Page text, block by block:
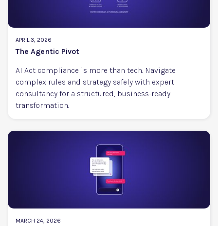
APRIL 3, 2026
The Agentic Pivot
AI Act compliance is more than tech. Navigate
complex rules and strategy safely with expert
consultancy for a structured, business-ready
transformation.
MARCH 24, 2026